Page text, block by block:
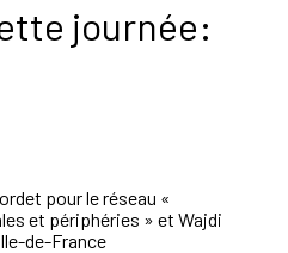
journée:
pour le réseau «
et périphéries » et Wajdi
de-France